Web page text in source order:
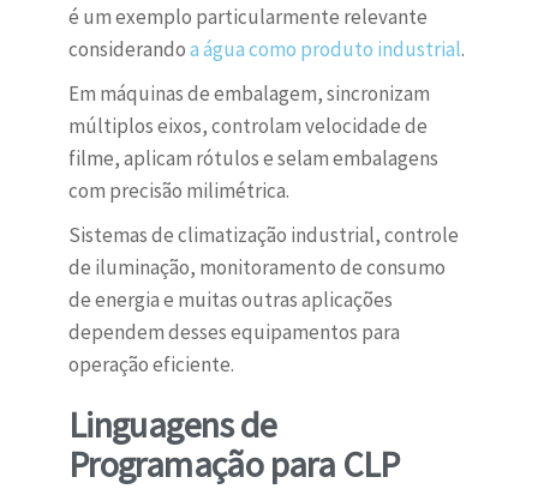
é um exemplo particularmente relevante
considerandoa água como produto industrial.
Em máquinas de embalagem, sincronizam
múltiplos eixos, controlam velocidade de
filme, aplicam rótulos e selam embalagens
com precisão milimétrica.
Sistemas de climatização industrial, controle
de iluminação, monitoramento de consumo
de energia e muitas outras aplicações
dependem desses equipamentos para
operação eficiente.
Linguagens de
Programação para CLP